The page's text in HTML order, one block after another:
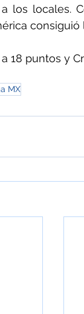
los locales.
18 puntos y
MX